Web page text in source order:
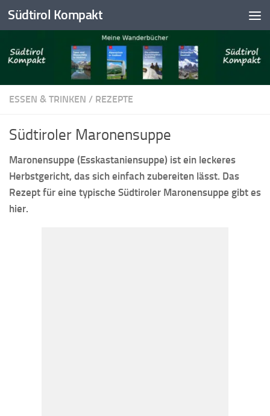
Skip to content
Südtirol Kompakt
ESSEN & TRINKEN / REZEPTE
Südtiroler Maronensuppe
Maronensuppe (Esskastaniensuppe) ist ein leckeres
Herbstgericht, das sich einfach zubereiten lässt. Das
Rezept für eine typische Südtiroler Maronensuppe gibt es
hier.